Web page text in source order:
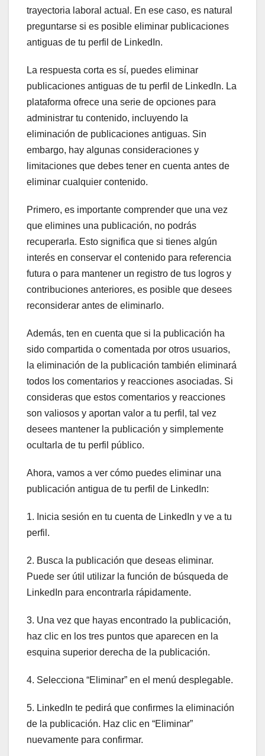
trayectoria laboral actual. En ese caso, es natural
preguntarse si es posible eliminar publicaciones
antiguas de tu perfil de LinkedIn.
La respuesta corta es sí, puedes eliminar
publicaciones antiguas de tu perfil de LinkedIn. La
plataforma ofrece una serie de opciones para
administrar tu contenido, incluyendo la
eliminación de publicaciones antiguas. Sin
embargo, hay algunas consideraciones y
limitaciones que debes tener en cuenta antes de
eliminar cualquier contenido.
Primero, es importante comprender que una vez
que elimines una publicación, no podrás
recuperarla. Esto significa que si tienes algún
interés en conservar el contenido para referencia
futura o para mantener un registro de tus logros y
contribuciones anteriores, es posible que desees
reconsiderar antes de eliminarlo.
Además, ten en cuenta que si la publicación ha
sido compartida o comentada por otros usuarios,
la eliminación de la publicación también eliminará
todos los comentarios y reacciones asociadas. Si
consideras que estos comentarios y reacciones
son valiosos y aportan valor a tu perfil, tal vez
desees mantener la publicación y simplemente
ocultarla de tu perfil público.
Ahora, vamos a ver cómo puedes eliminar una
publicación antigua de tu perfil de LinkedIn:
1. Inicia sesión en tu cuenta de LinkedIn y ve a tu
perfil.
2. Busca la publicación que deseas eliminar.
Puede ser útil utilizar la función de búsqueda de
LinkedIn para encontrarla rápidamente.
3. Una vez que hayas encontrado la publicación,
haz clic en los tres puntos que aparecen en la
esquina superior derecha de la publicación.
4. Selecciona “Eliminar” en el menú desplegable.
5. LinkedIn te pedirá que confirmes la eliminación
de la publicación. Haz clic en “Eliminar”
nuevamente para confirmar.